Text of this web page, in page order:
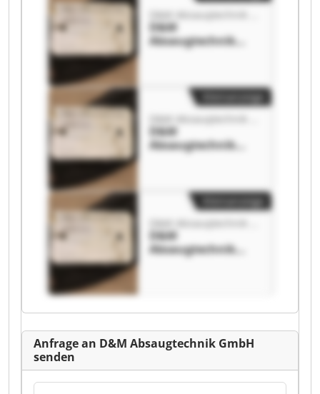
D&M
Absaugtechnik
GmbH D&M
D&M
Absaugtechnik
GmbH D&M
Kleinanzeige
D&M
Absaugtechnik
GmbH D&M
Kleinanzeige
Anfrage an D&M Absaugtechnik GmbH
senden